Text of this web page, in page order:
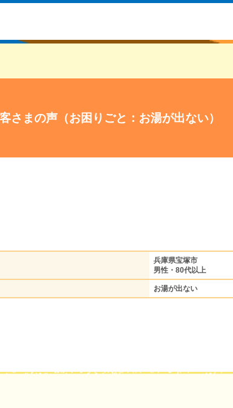
さまの声（お困りごと：お湯が出ない）
兵庫県宝塚市
男性・80代以上
お湯が出ない